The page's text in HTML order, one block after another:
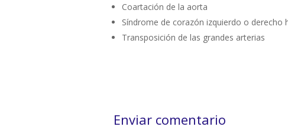
Coartación de la aorta
Síndrome de corazón izquierdo o derecho
Transposición de las grandes arterias
Enviar comentario